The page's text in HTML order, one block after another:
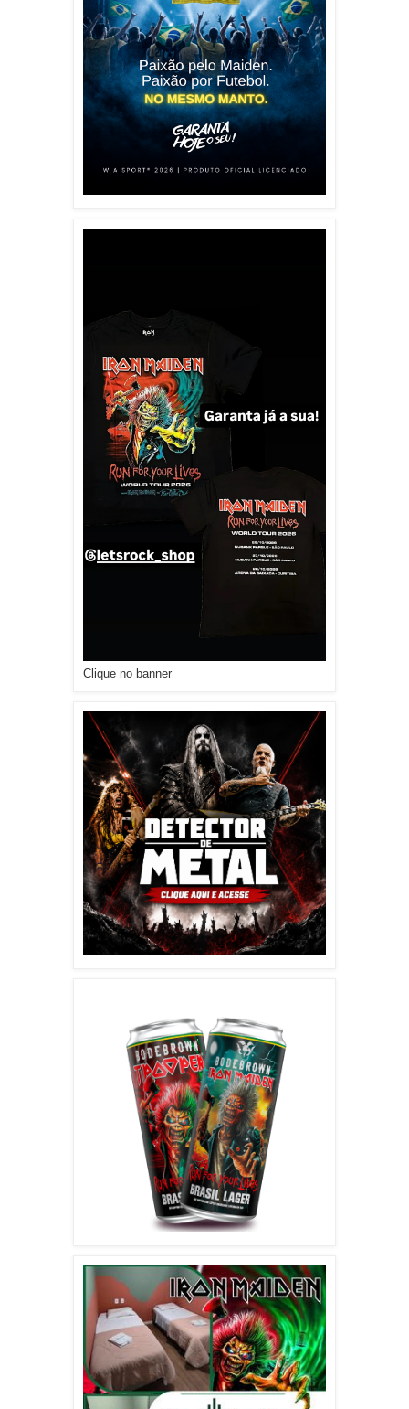
Clique no banner